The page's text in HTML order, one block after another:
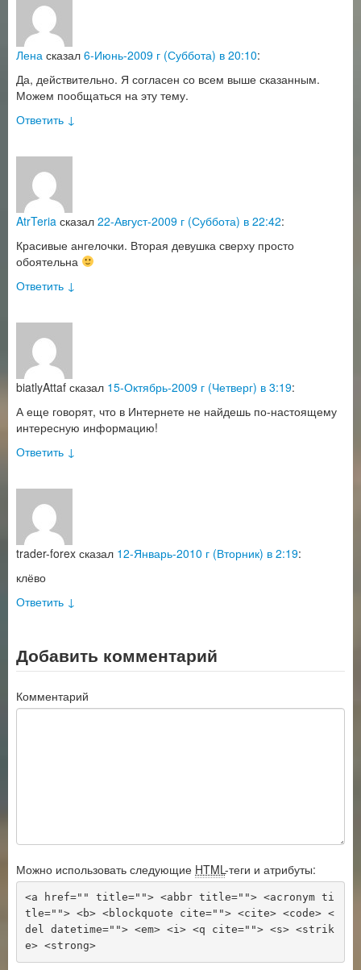
Лена сказал 6-Июнь-2009 г (Суббота) в 20:10:
Да, действительно. Я согласен со всем выше сказанным.
Можем пообщаться на эту тему.
Ответить ↓
AtrTeria сказал 22-Август-2009 г (Суббота) в 22:42:
Красивые ангелочки. Вторая девушка сверху просто
обоятельна
Ответить ↓
biatlyAttaf сказал 15-Октябрь-2009 г (Четверг) в 3:19:
А еще говорят, что в Интернете не найдешь по-настоящему
интересную информацию!
Ответить ↓
trader-forex сказал 12-Январь-2010 г (Вторник) в 2:19:
клёво
Ответить ↓
Добавить комментарий
Комментарий
Можно использовать следующие HTML-теги и атрибуты:
<a href="" title=""> <abbr title=""> <acronym ti
tle=""> <b> <blockquote cite=""> <cite> <code> <
del datetime=""> <em> <i> <q cite=""> <s> <strik
e> <strong>